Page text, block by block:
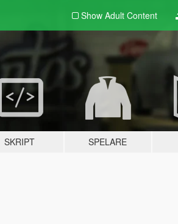
Show Adult Content
SKRIPT SPELARE